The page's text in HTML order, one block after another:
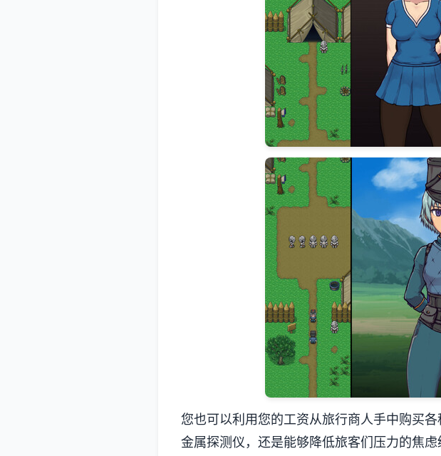
您也可以利用您的工资从旅行商人手中购买
金属探测仪，还是能够降低旅客们压力的焦